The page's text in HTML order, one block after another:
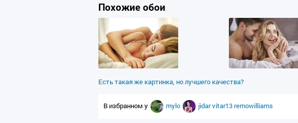
Похожие обои
Есть такая же картинка, но лучшего качества?
В избранном у mylo jidarvitar13 remowilliams